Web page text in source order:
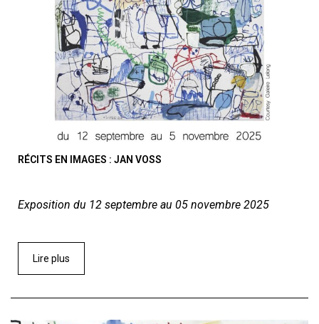
RÉCITS EN IMAGES : JAN VOSS
Exposition du 12 septembre au 05 novembre 2025
Lire plus